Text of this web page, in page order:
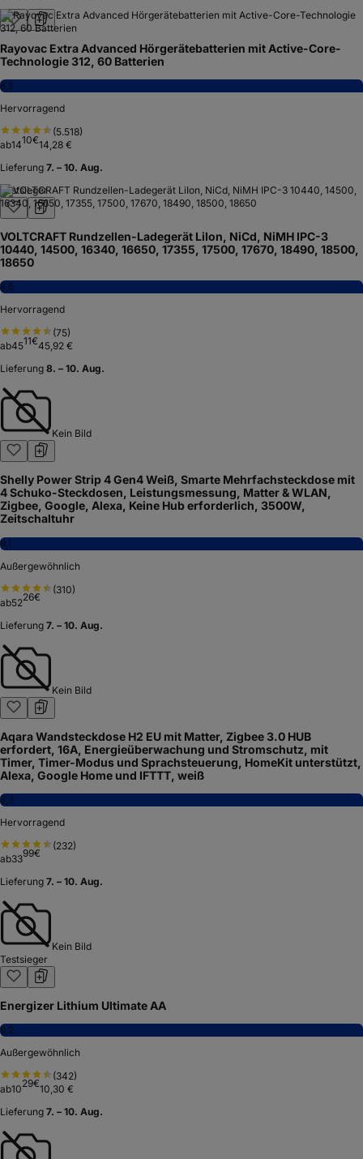
Rayovac Extra Advanced Hörgerätebatterien mit Active-Core-
Technologie 312, 60 Batterien
8,5
Hervorragend
(5.518)
ab1410€14,28 €
Lieferung 7. – 10. Aug.
Testsieger
VOLTCRAFT Rundzellen-Ladegerät LiIon, NiCd, NiMH IPC-3
10440, 14500, 16340, 16650, 17355, 17500, 17670, 18490, 18500,
18650
8,6
Hervorragend
(75)
ab4511€45,92 €
Lieferung 8. – 10. Aug.
Kein Bild
Shelly Power Strip 4 Gen4 Weiß, Smarte Mehrfachsteckdose mit
4 Schuko-Steckdosen, Leistungsmessung, Matter & WLAN,
Zigbee, Google, Alexa, Keine Hub erforderlich, 3500W,
Zeitschaltuhr
9,1
Außergewöhnlich
(310)
ab5226€
Lieferung 7. – 10. Aug.
Kein Bild
Aqara Wandsteckdose H2 EU mit Matter, Zigbee 3.0 HUB
erfordert, 16A, Energieüberwachung und Stromschutz, mit
Timer, Timer-Modus und Sprachsteuerung, HomeKit unterstützt,
Alexa, Google Home und IFTTT, weiß
8,3
Hervorragend
(232)
ab3399€
Lieferung 7. – 10. Aug.
Kein Bild
Testsieger
Energizer Lithium Ultimate AA
9,2
Außergewöhnlich
(342)
ab1029€10,30 €
Lieferung 7. – 10. Aug.